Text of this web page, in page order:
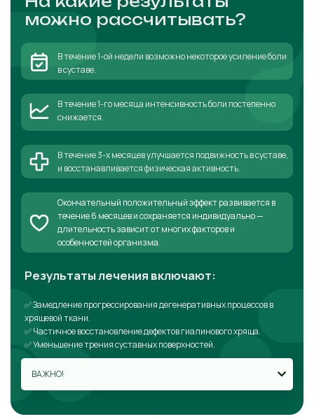
можно рассчитывать?
В течение 1-ой недели возможно некоторое усиление боли
в суставе.
В течение 1-го месяца интенсивность боли постепенно
снижается.
В течение 3-х месяцев улучшается подвижность в суставе,
и восстанавливается физическая активность.
Окончательный положительный эффект развивается в
течение 6 месяцев и сохраняется индивидуально —
длительность зависит от многих факторов и
особенностей организма.
Результаты лечения включают:
✅ Замедление прогрессирования дегенеративных процессов в
хрящевой ткани.
✅ Частичное восстановление дефектов гиалинового хряща.
✅ Уменьшение трения суставных поверхностей.
ВАЖНО!